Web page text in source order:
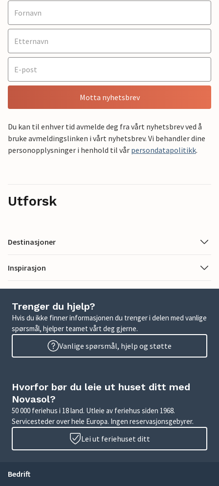
Motta nyhetsbrev
Du kan til enhver tid avmelde deg fra vårt nyhetsbrev ved å
bruke avmeldingslinken i vårt nyhetsbrev. Vi behandler dine
personopplysninger i henhold til vår persondatapolitikk.
Utforsk
Destinasjoner
Inspirasjon
Trenger du hjelp?
Hvis du ikke finner informasjonen du trenger i delen med vanlige
spørsmål, hjelper teamet vårt deg gjerne.
Vanlige spørsmål, hjelp og støtte
Hvorfor bør du leie ut huset ditt med
Novasol?
50 000 feriehus i 18 land. Utleie av feriehus siden 1968.
Servicesteder over hele Europa. Ingen reservasjonsgebyrer.
Lei ut feriehuset ditt
Bedrift